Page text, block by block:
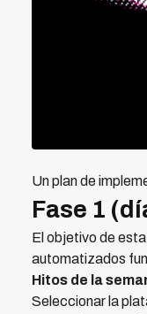
Un plan de
Fase 1
El objetivo de
automatizados
Hitos de la
Seleccionar la